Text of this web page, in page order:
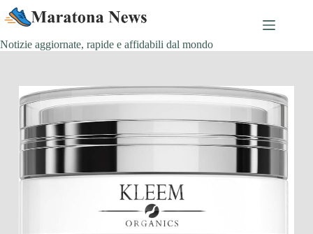
Salta
al
contenuto
Notizie aggiornate, rapide e affidabili dal mondo